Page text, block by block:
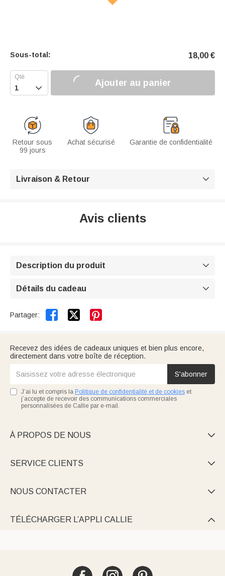
Sous-total: 18,00 €
 Ajouter au panier
Retour sous
99 jours
Achat sécurisé Garantie de confidentialité
Livraison & Retour 
Avis clients
Description du produit 
Détails du cadeau 
Partager:  
Recevez des idées de cadeaux uniques et bien plus encore,
directement dans votre boîte de réception.
S'abonner
J’ai lu et compris la Politique de confidentialité et de cookies et
j’accepte de recevoir des communications commerciales
personnalisées de Callie par e-mail.
À PROPOS DE NOUS 
SERVICE CLIENTS 
NOUS CONTACTER 
TÉLÉCHARGER L’APPLI CALLIE 